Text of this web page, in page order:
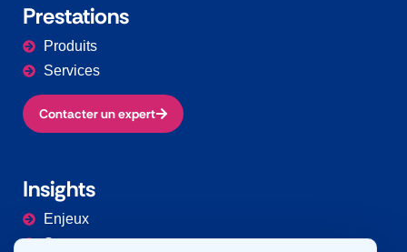
Prestations​
Produits
Services
Contacter un expert
Insights
Enjeux
Secteurs